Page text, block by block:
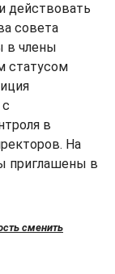
действовать
совета
в члены
статусом
в
На
приглашены в
сменить